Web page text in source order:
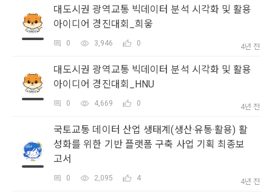
용일자 전일까지 공지한다.
6. "회원"은 변경된 약관에 대해 거부할 권리가 있다. "회원"은 변
경된 약관이 공지된 지 15일 이내에 거부의사를 표명할 수 있다.
"회원"이 거부하는 경우 본 서비스 제공자인 "회사"는 15일의 기
간을 정하여 "회원"에게 사전 통지 후 당해 "회원"과의 계약을 해
지할 수 있다. 만약, "회원"이 거부의사를 표시하지 않거나, 전항
에 따라 시행일 이후에 "서비스"를 이용하는 경우에는 동의한 것
으로 간주한다.
제 4 조 (약관의 해석)
1. 이 약관에서 규정하지 않은 사항에 관해서는 약관의규제등에
관한법률, 전기통신기본법, 전기통신사업법, 정보통신망이용촉
진등에관한법률, 전자상거래 등에서의 소비자보호에 관한 법률,
니다. 추가로 개인정보를 수집할 경우에는 해당 개인정보 수집
시점에서 이용자에게 ‘수집하는 개인정보 항목, 개인정보의 수
집 및 이용목적, 개인정보의 보관기간’에 대해 안내 드리고 동의
를 받습니다.
2) 데이콘 인재풀 등록 시 수집하는 항목
필수 항목: 이름, 이메일, 핸드폰 번호, 경력, 신입/경력 해당 사항
대회 코드 링크1개, 구직 의향, 희망근무지역
선택 항목: 프로젝트 또는 대회 코드 링크(추가분), 기타 수상 경
력, 개인 운영 사이트 링크(GitHub, Linkedin 등) ,영상, ppt
대도시권 광역교통 빅데이터 분석 시각화 및 활용
아이디어 경진대회_희읗
0 3,946 0 4년 전
대도시권 광역교통 빅데이터 분석 시각화 및 활용
아이디어 경진대회_HNU
0 4,669 0 4년 전
국토교통 데이터 산업 생태계(생산·유통·활용) 활
성화를 위한 기반 플랫폼 구축 사업 기획 최종보
고서
0 2,095 4 4년 전